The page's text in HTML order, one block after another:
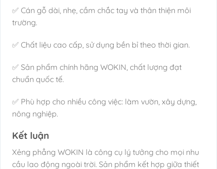
✅ Cán gỗ dài, nhẹ, cầm chắc tay và thân thiện môi
trường.
✅ Chất liệu cao cấp, sử dụng bền bỉ theo thời gian.
✅ Sản phẩm chính hãng WOKIN, chất lượng đạt
chuẩn quốc tế.
✅ Phù hợp cho nhiều công việc: làm vườn, xây dựng,
nông nghiệp.
Kết luận
Xẻng phẳng WOKIN là công cụ lý tưởng cho mọi nhu
cầu lao động ngoài trời. Sản phẩm kết hợp giữa thiết